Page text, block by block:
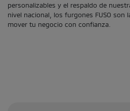
personalizables y el respaldo de
nivel nacional, los furgones FUSO son
mover tu negocio con confianza.